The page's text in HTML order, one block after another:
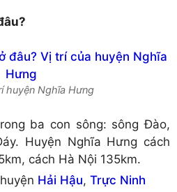
huyện Nghĩa Hưng
ba con sông: sông Đào,
Huyện Nghĩa Hưng cách
cách Hà Nội 135km.
Hải Hậu, Trực Ninh